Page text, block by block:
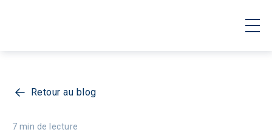
Retour au blog
7 min de lecture